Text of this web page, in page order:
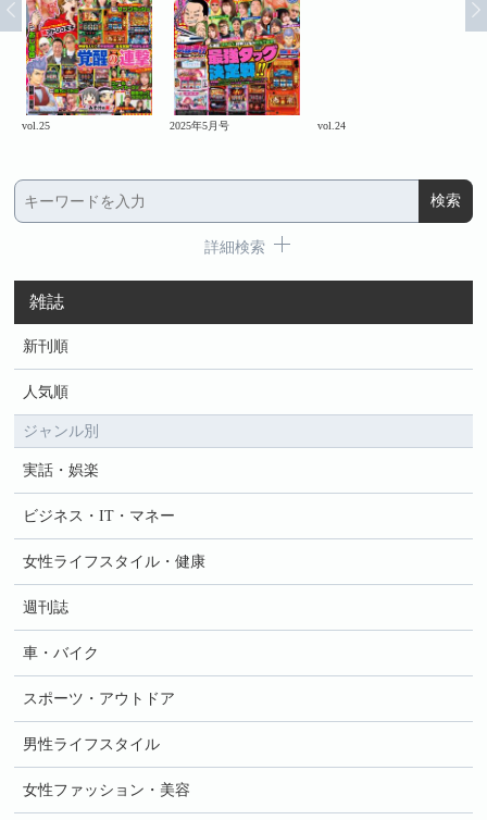
vol.25 2025年5月号 vol.24
詳細検索
雑誌
新刊順
人気順
ジャンル別
実話・娯楽
ビジネス・IT・マネー
女性ライフスタイル・健康
週刊誌
車・バイク
スポーツ・アウトドア
男性ライフスタイル
女性ファッション・美容